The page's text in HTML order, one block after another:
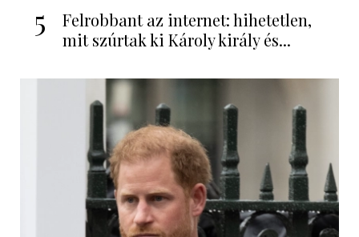
5
Felrobbant az internet: hihetetlen,
mit szúrtak ki Károly király és...